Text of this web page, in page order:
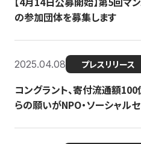
の参加団体を募集します
2025.04.08 プレスリリース
コングラント、寄付流通額
らの願いがNPO・ソーシャル